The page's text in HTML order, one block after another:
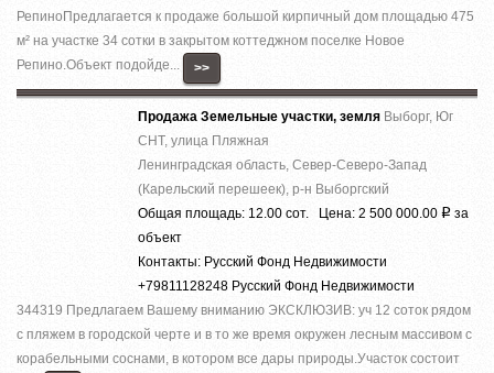
РепиноПредлагается к продаже большой кирпичный дом площадью 475
м² на участке 34 сотки в закрытом коттеджном поселке Новое
Репино.Объект подойде...
>>
Продажа Земельные участки, земля Выборг, Юг
СНТ, улица Пляжная
Ленинградская область, Север-Северо-Запад
(Карельский перешеек), р-н Выборгский
Общая площадь: 12.00 сот. Цена: 2 500 000.00 Р за
объект
Контакты: Русский Фонд Недвижимости
+79811128248 Русский Фонд Недвижимости
344319 Предлагаем Вашему вниманию ЭКСКЛЮЗИВ: уч 12 соток рядом
с пляжем в городской черте и в то же время окружен лесным массивом с
корабельными соснами, в котором все дары природы.Участок состоит